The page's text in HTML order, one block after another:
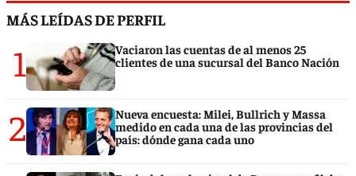
MÁS LEÍDAS DE PERFIL
1
Vaciaron las cuentas de al menos 25
clientes de una sucursal del Banco Nación
2
Nueva encuesta: Milei, Bullrich y Massa
medido en cada una de las provincias del
país: dónde gana cada uno